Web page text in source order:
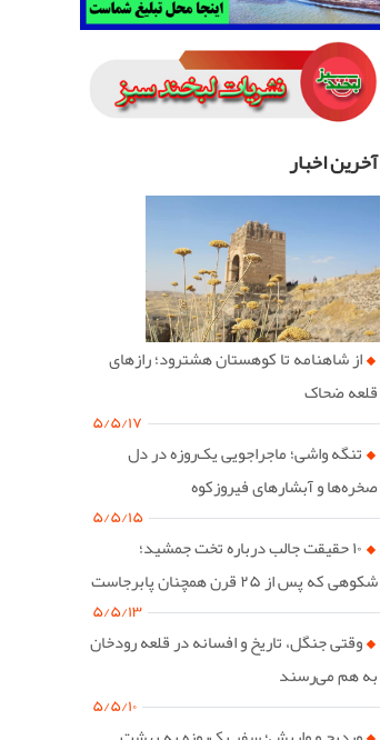
آخرین اخبار
از شاهنامه تا کوهستان هشترود؛ رازهای
قلعه ضحاک
۵/۵/۱۷
تنگه واشی؛ ماجراجویی یک‌روزه در دل
صخره‌ها و آبشارهای فیروزکوه
۵/۵/۱۵
۱۰ حقیقت جالب درباره تخت جمشید؛
شکوهی که پس از ۲۵ قرن همچنان پابرجاست
۵/۵/۱۳
وقتی جنگل، تاریخ و افسانه در قلعه رودخان
به هم می‌رسند
۵/۵/۱۰